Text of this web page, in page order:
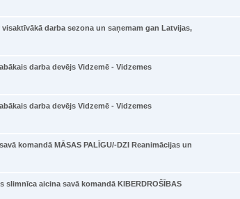
darba sezona un saņemam gan Latvijas,
darba devējs Vidzemē - Vidzemes
darba devējs Vidzemē - Vidzemes
komandā MĀSAS PALĪGU/-DZI Reanimācijas un
slimnīca aicina savā komandā KIBERDROŠĪBAS